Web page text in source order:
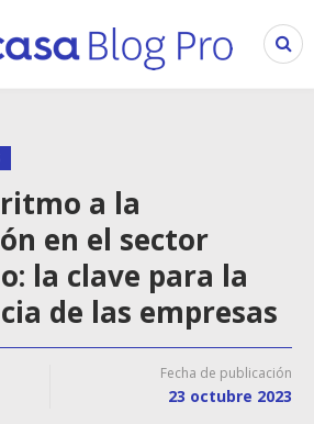
a la
en el sector
la clave para la
de las empresas
Fecha de publicación
23 octubre 2023